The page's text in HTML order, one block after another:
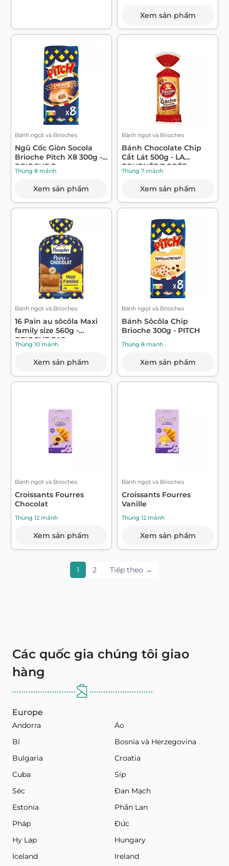
Xem sản phẩm
Bánh ngọt và Brioches
Ngũ Cốc Giòn Socola
Brioche Pitch X8 300g -
BRIOCHE P...
Thùng 8 mảnh
Xem sản phẩm
Bánh ngọt và Brioches
Bánh Chocolate Chip
Cắt Lát 500g - LA
FOURNÉE DORÉE
Thùng 7 mảnh
Xem sản phẩm
Bánh ngọt và Brioches
16 Pain au sôcôla Maxi
family size 560g -
BRIOCHE PAS...
Thùng 10 mảnh
Xem sản phẩm
Bánh ngọt và Brioches
Bánh Sôcôla Chip
Brioche 300g - PITCH
Thùng 8 mảnh
Xem sản phẩm
Bánh ngọt và Brioches
Croissants Fourres
Chocolat
Thùng 12 mảnh
Xem sản phẩm
Bánh ngọt và Brioches
Croissants Fourres
Vanille
Thùng 12 mảnh
Xem sản phẩm
1 2 Tiếp theo →
Các quốc gia chúng tôi giao
hàng
Europe
Andorra
Áo
Bỉ
Bosnia và Herzegovina
Bulgaria
Croatia
Cuba
Síp
Séc
Đan Mạch
Estonia
Phần Lan
Pháp
Đức
Hy Lạp
Hungary
Iceland
Ireland